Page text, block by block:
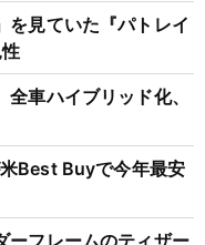
を見ていた『パトレイ
車ハイブリッド化、
Best Buyで今年最安